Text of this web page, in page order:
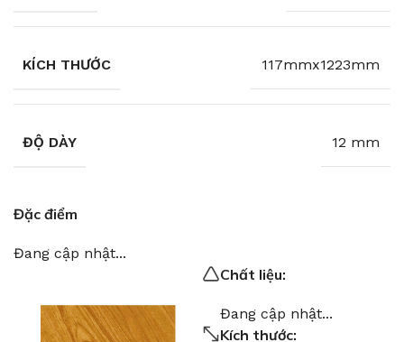
KÍCH THƯỚC 117mmx1223mm
ĐỘ DÀY 12 mm
Đặc điểm
Đang cập nhật...
Chất liệu:
Đang cập nhật...
Kích thước: